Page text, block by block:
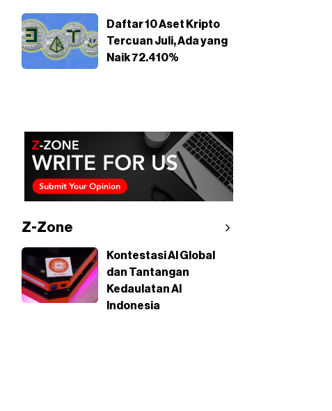
Daftar 10 Aset Kripto
Tercuan Juli, Ada yang
Naik 72.410%
Z-Zone
Kontestasi AI Global
dan Tantangan
Kedaulatan AI
Indonesia